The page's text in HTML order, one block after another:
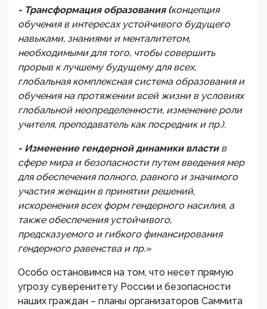
- Трансформация образования (концепция
обучения в интересах устойчивого будущего
навыками, знаниями и менталитетом,
необходимыми для того, чтобы совершить
прорыв к лучшему будущему для всех,
глобальная комплексная система образования и
обучения на протяжении всей жизни в условиях
глобальной неопределенности, изменение роли
учителя, преподаватель как посредник и пр.).
- Изменение гендерной динамики власти в
сфере мира и безопасности путем введения мер
для обеспечения полного, равного и значимого
участия женщин в принятии решений,
искоренения всех форм гендерного насилия, а
также обеспечения устойчивого,
предсказуемого и гибкого финансирования
гендерного равенства и пр.»
Особо остановимся на том, что несет прямую
угрозу суверенитету России и безопасности
наших граждан – планы организаторов Саммита